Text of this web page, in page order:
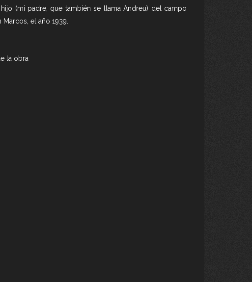
(mi padre, que también se llama Andreu) del campo
el año 1939.
la obra